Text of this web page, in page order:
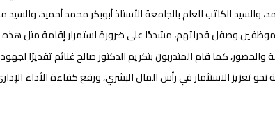
الكاتب العام بالجامعة الأستاذ أبوبكر محمد أحميد،
وصقل قدراتهم، مشددًا على ضرورة استمرار إقامة مثل هذه
كما قام المتدربون بتكريم الدكتور صالح غنائم تقديرًا
تعزيز الاستثمار في رأس المال البشري، ورفع كفاءة الأداء